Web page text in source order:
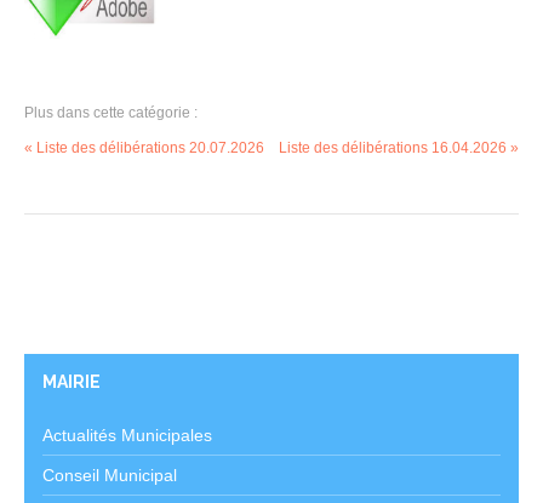
Plus dans cette catégorie :
« Liste des délibérations 20.07.2026 Liste des délibérations 16.04.2026 »
MAIRIE
Actualités Municipales
Conseil Municipal